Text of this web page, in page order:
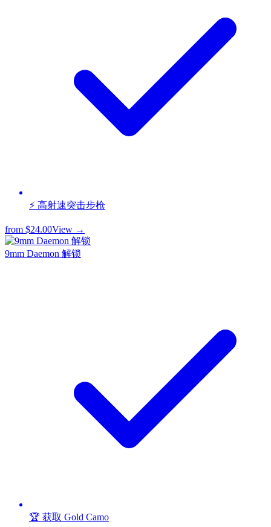
⚡ 高射速突击步枪
from $24.00View →
9mm Daemon 解锁
🏆 获取 Gold Camo